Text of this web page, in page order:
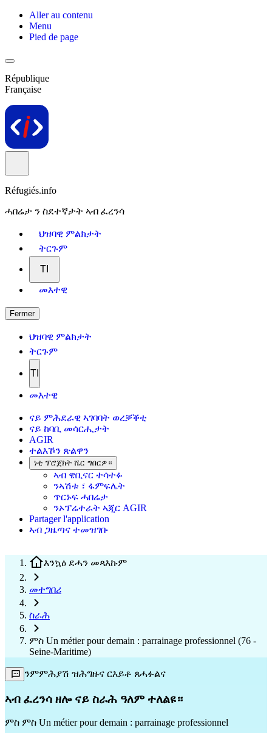
Aller au contenu
Menu
Pied de page
République
Française
Réfugiés.info
ሓበሬታ ን ስደተኛታት ኣብ ፈረንሳ
ህዝባዊ ምልክታት
ትርጉም
TI
መእተዊ
Fermer
ህዝባዊ ምልክታት
ትርጉም
TI
መእተዊ
ናይ ምሕደራዊ ኣገባባት ወረቓቕቲ
ናይ ከባቢ መሳርሒታት
AGIR
ተልእኾን ጽልዋን
ነቲ ፕሮጀክት ሼር ግበርዎ።
ኣብ ዌቢናር ተሳተፉ
ንኣሽቱ ፣ ፋምፍሌት
ጥርኑፍ ሓበሬታ
ንኦፕሬተራት ኣጂር AGIR
Partager l'application
ኣብ ጋዜጣና ተመዝገቡ
እንኳዕ ደሓን መጻእኩም
መተግበሪ
ስራሕ
ምስ Un métier pour demain : parrainage professionnel (76 -
Seine-Maritime)
ንምምሕያሽ ዝሕግዙና ርእይቶ ጸሓፉልና
ኣብ ፈረንሳ ዘሎ ናይ ስራሕ ዓለም ተለልዩ።
ምስ ምስ Un métier pour demain : parrainage professionnel